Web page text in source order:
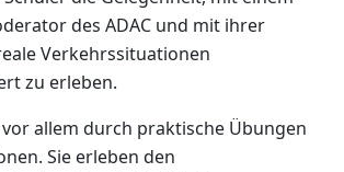
des ADAC und mit ihrer
Verkehrssituationen
zu erleben.
allem durch praktische Übungen
Sie erleben den